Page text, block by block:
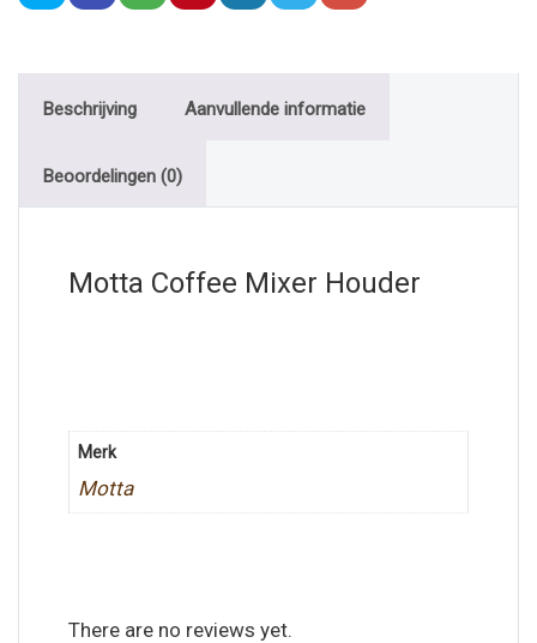
Beschrijving Aanvullende informatie
Beoordelingen (0)
Motta Coffee Mixer Houder
Merk
Motta
There are no reviews yet.